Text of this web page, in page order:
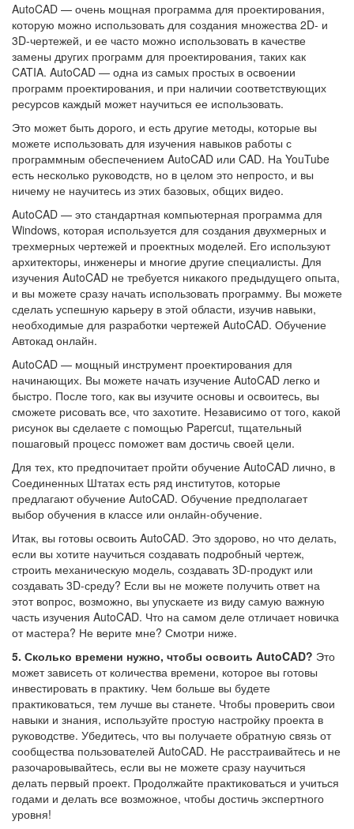
AutoCAD — очень мощная программа для проектирования,
которую можно использовать для создания множества 2D- и
3D-чертежей, и ее часто можно использовать в качестве
замены других программ для проектирования, таких как
CATIA. AutoCAD — одна из самых простых в освоении
программ проектирования, и при наличии соответствующих
ресурсов каждый может научиться ее использовать.
Это может быть дорого, и есть другие методы, которые вы
можете использовать для изучения навыков работы с
программным обеспечением AutoCAD или CAD. На YouTube
есть несколько руководств, но в целом это непросто, и вы
ничему не научитесь из этих базовых, общих видео.
AutoCAD — это стандартная компьютерная программа для
Windows, которая используется для создания двухмерных и
трехмерных чертежей и проектных моделей. Его используют
архитекторы, инженеры и многие другие специалисты. Для
изучения AutoCAD не требуется никакого предыдущего опыта,
и вы можете сразу начать использовать программу. Вы можете
сделать успешную карьеру в этой области, изучив навыки,
необходимые для разработки чертежей AutoCAD. Обучение
Автокад онлайн.
AutoCAD — мощный инструмент проектирования для
начинающих. Вы можете начать изучение AutoCAD легко и
быстро. После того, как вы изучите основы и освоитесь, вы
сможете рисовать все, что захотите. Независимо от того, какой
рисунок вы сделаете с помощью Papercut, тщательный
пошаговый процесс поможет вам достичь своей цели.
Для тех, кто предпочитает пройти обучение AutoCAD лично, в
Соединенных Штатах есть ряд институтов, которые
предлагают обучение AutoCAD. Обучение предполагает
выбор обучения в классе или онлайн-обучение.
Итак, вы готовы освоить AutoCAD. Это здорово, но что делать,
если вы хотите научиться создавать подробный чертеж,
строить механическую модель, создавать 3D-продукт или
создавать 3D-среду? Если вы не можете получить ответ на
этот вопрос, возможно, вы упускаете из виду самую важную
часть изучения AutoCAD. Что на самом деле отличает новичка
от мастера? Не верите мне? Смотри ниже.
5. Сколько времени нужно, чтобы освоить AutoCAD? Это
может зависеть от количества времени, которое вы готовы
инвестировать в практику. Чем больше вы будете
практиковаться, тем лучше вы станете. Чтобы проверить свои
навыки и знания, используйте простую настройку проекта в
руководстве. Убедитесь, что вы получаете обратную связь от
сообщества пользователей AutoCAD. Не расстраивайтесь и не
разочаровывайтесь, если вы не можете сразу научиться
делать первый проект. Продолжайте практиковаться и учиться
годами и делать все возможное, чтобы достичь экспертного
уровня!